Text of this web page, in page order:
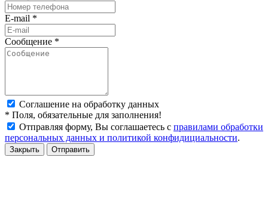
E-mail *
Сообщение *
Соглашение на обработку данных
* Поля, обязательные для заполнения!
Отправляя форму, Вы соглашаетесь с правилами обработки
персональных данных и политикой конфидициальности.
Закрыть Отправить